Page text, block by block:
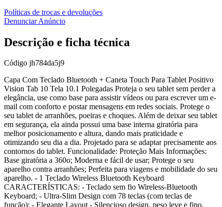
Políticas de trocas e devoluções
Denunciar Anúncio
Descrição e ficha técnica
Código jh784da5j9
Capa Com Teclado Bluetooth + Caneta Touch Para Tablet Positivo
Vision Tab 10 Tela 10.1 Polegadas Proteja o seu tablet sem perder a
elegância, use como base para assistir vídeos ou para escrever um e-
mail com conforto e postar mensagens em redes sociais. Protege o
seu tablet de arranhões, poeiras e choques. Além de deixar seu tablet
em segurança, ela ainda possui uma base interna giratória para
melhor posicionamento e altura, dando mais praticidade e
otimizando seu dia a dia. Projetado para se adaptar precisamente aos
contornos do tablet. Funcionalidade: Proteção Mais Informações:
Base giratória a 360o; Moderna e fácil de usar; Protege o seu
aparelho contra arranhões; Perfeita para viagens e mobilidade do seu
aparelho. - 1 Teclado Wireless Bluetooth Keyboard
CARACTERÍSTICAS: - Teclado sem fio Wireless-Bluetooth
Keyboard; - Ultra-Slim Design com 78 teclas (com teclas de
função); - Elegante Layout - Silencioso design, peso leve e fino,